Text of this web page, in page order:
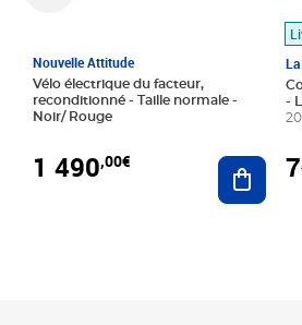
Nouvelle Attitude
Vélo électrique du facteur,
reconditionné - Taille normale -
Noir/ Rouge
1 490,00€
-
7